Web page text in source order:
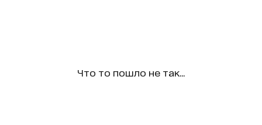
Что то пошло не так...